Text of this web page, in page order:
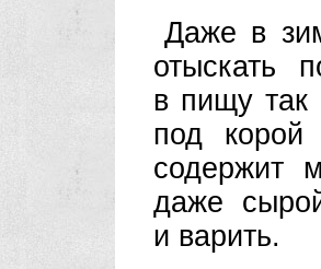
Даже в
отыскать
в пищу так
под
содержит
даже
и варить.